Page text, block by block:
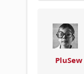
PluSew